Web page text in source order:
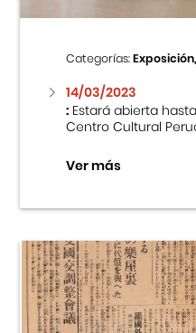
Categorías:
14/03/2023
:Estará abierta
Centro Cultural
Ver más